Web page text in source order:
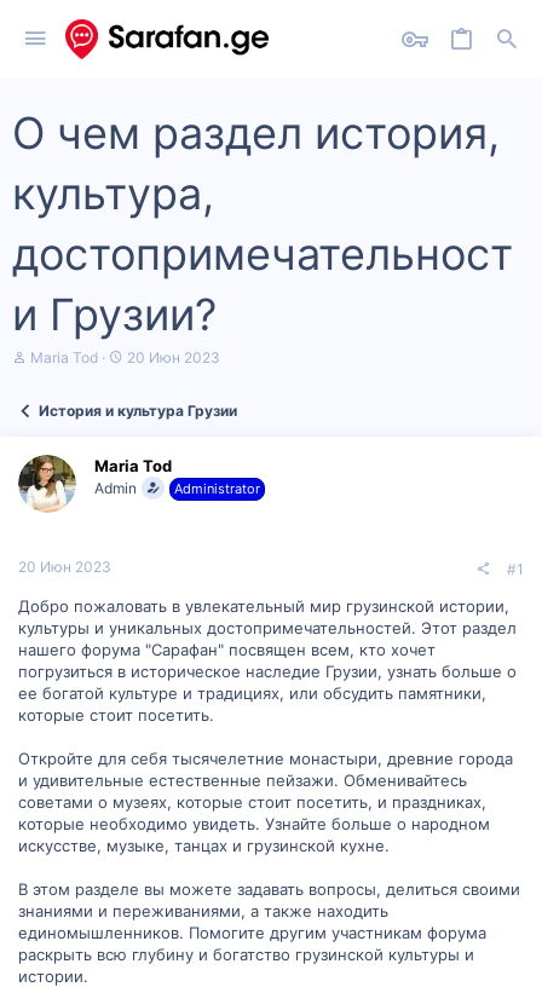
О чем раздел история,
культура,
достопримечательност
и Грузии?
А
т
е
м
ы
Maria Tod
Д
а
ч
а
20 Июн 2023
История и культура Грузии
Maria Tod
Admin Administrator
20 Июн 2023 #1
Добро пожаловать в увлекательный мир грузинской истории,
культуры и уникальных достопримечательностей. Этот раздел
нашего форума "Сарафан" посвящен всем, кто хочет
погрузиться в историческое наследие Грузии, узнать больше о
ее богатой культуре и традициях, или обсудить памятники,
которые стоит посетить.
Откройте для себя тысячелетние монастыри, древние города
и удивительные естественные пейзажи. Обменивайтесь
советами о музеях, которые стоит посетить, и праздниках,
которые необходимо увидеть. Узнайте больше о народном
искусстве, музыке, танцах и грузинской кухне.
В этом разделе вы можете задавать вопросы, делиться своими
знаниями и переживаниями, а также находить
единомышленников. Помогите другим участникам форума
раскрыть всю глубину и богатство грузинской культуры и
истории.